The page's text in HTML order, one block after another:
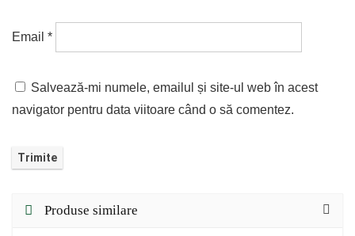
Email *
Salvează-mi numele, emailul și site-ul web în acest
navigator pentru data viitoare când o să comentez.
Produse similare